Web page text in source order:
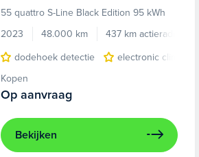
55 quattro S-Line Black Edition 95 kWh
2023
48.000 km 437 km actieradius
dodehoek detectie
electronic climate
Kopen
Op aanvraag
Bekijken